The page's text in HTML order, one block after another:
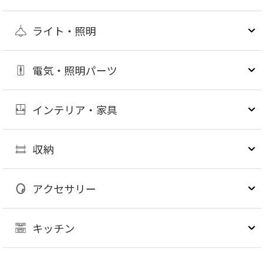
ライト・照明
電気・照明パーツ
インテリア・家具
収納
アクセサリー
キッチン